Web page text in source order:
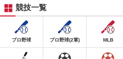
競技一覧
プロ野球 プロ野球(2軍) MLB